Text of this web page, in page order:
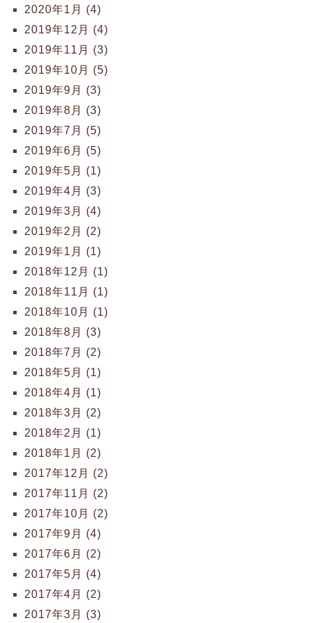
2020年1月 (4)
2019年12月 (4)
2019年11月 (3)
2019年10月 (5)
2019年9月 (3)
2019年8月 (3)
2019年7月 (5)
2019年6月 (5)
2019年5月 (1)
2019年4月 (3)
2019年3月 (4)
2019年2月 (2)
2019年1月 (1)
2018年12月 (1)
2018年11月 (1)
2018年10月 (1)
2018年8月 (3)
2018年7月 (2)
2018年5月 (1)
2018年4月 (1)
2018年3月 (2)
2018年2月 (1)
2018年1月 (2)
2017年12月 (2)
2017年11月 (2)
2017年10月 (2)
2017年9月 (4)
2017年6月 (2)
2017年5月 (4)
2017年4月 (2)
2017年3月 (3)